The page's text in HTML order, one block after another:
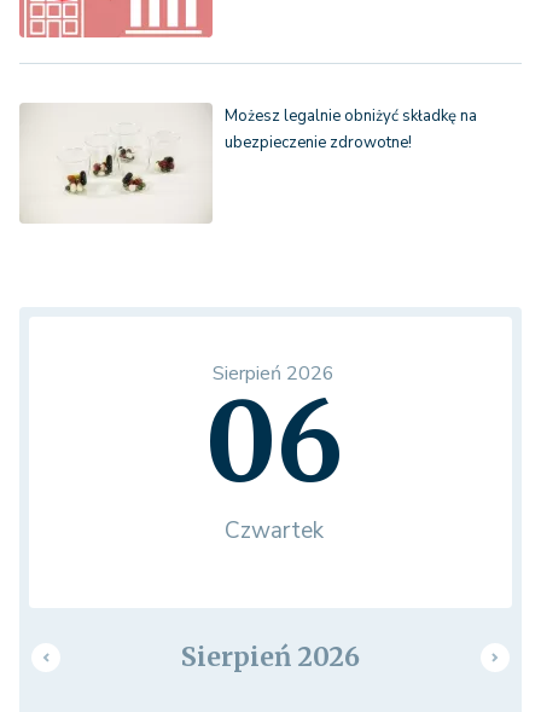
Możesz legalnie obniżyć składkę na
ubezpieczenie zdrowotne!
Sierpień 2026
06
Czwartek
Sierpień 2026